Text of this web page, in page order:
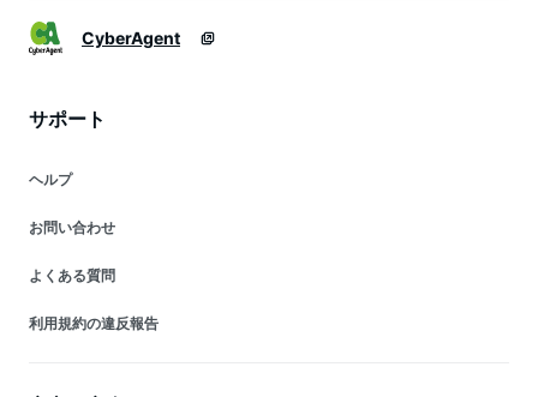
CyberAgent
サポート
ヘルプ
お問い合わせ
よくある質問
利用規約の違反報告